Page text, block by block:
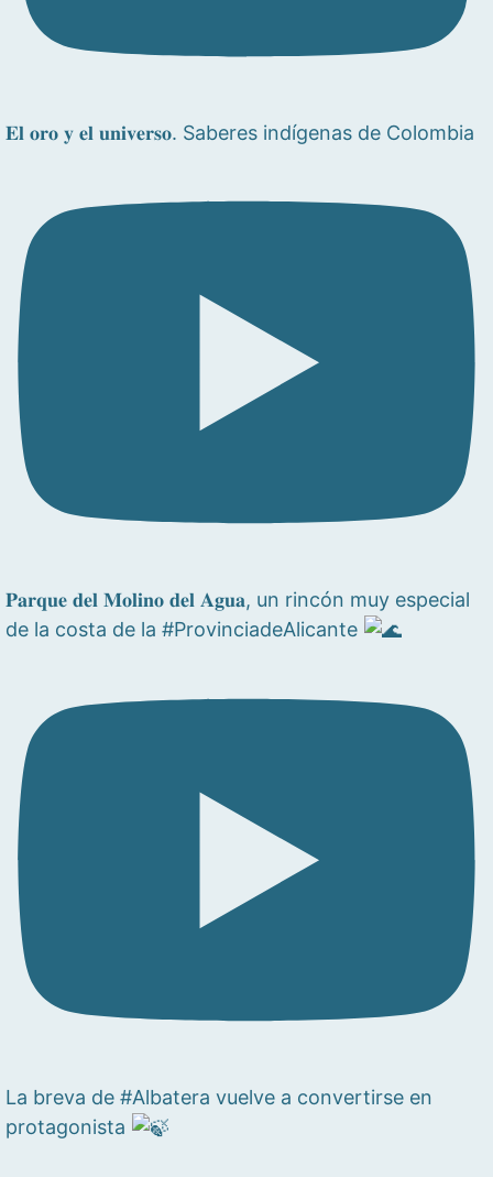
𝐄𝐥 𝐨𝐫𝐨 𝐲 𝐞𝐥 𝐮𝐧𝐢𝐯𝐞𝐫𝐬𝐨. Saberes indígenas de Colombia
𝐏𝐚𝐫𝐪𝐮𝐞 𝐝𝐞𝐥 𝐌𝐨𝐥𝐢𝐧𝐨 𝐝𝐞𝐥 𝐀𝐠𝐮𝐚, un rincón muy especial
de la costa de la #ProvinciadeAlicante
La breva de #Albatera vuelve a convertirse en
protagonista